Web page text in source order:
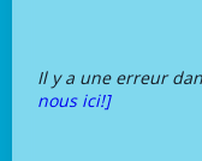
Il y a une erreur
nous ici!]